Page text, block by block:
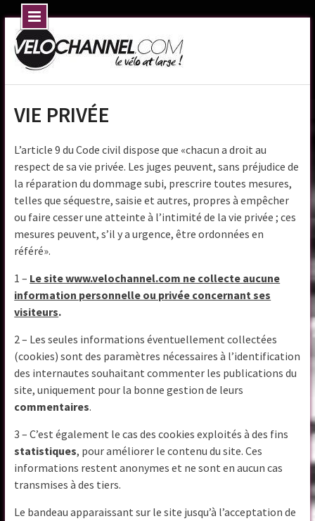
Skip
to
content
VIE PRIVÉE
L’article 9 du Code civil dispose que «chacun a droit au
respect de sa vie privée. Les juges peuvent, sans préjudice de
la réparation du dommage subi, prescrire toutes mesures,
telles que séquestre, saisie et autres, propres à empêcher
ou faire cesser une atteinte à l’intimité de la vie privée ; ces
mesures peuvent, s’il y a urgence, être ordonnées en
référé».
1 – Le site www.velochannel.com ne collecte aucune
information personnelle ou privée concernant ses
visiteurs.
2 – Les seules informations éventuellement collectées
(cookies) sont des paramètres nécessaires à l’identification
des internautes souhaitant commenter les publications du
site, uniquement pour la bonne gestion de leurs
commentaires.
3 – C’est également le cas des cookies exploités à des fins
statistiques, pour améliorer le contenu du site. Ces
informations restent anonymes et ne sont en aucun cas
transmises à des tiers.
Le bandeau apparaissant sur le site jusqu’à l’acceptation de